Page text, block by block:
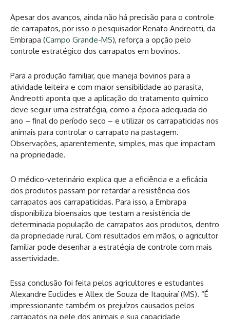
Apesar dos avanços, ainda não há precisão para o controle
de carrapatos, por isso o pesquisador Renato Andreotti, da
Embrapa (Campo Grande-MS), reforça a opção pelo
controle estratégico dos carrapatos em bovinos.
Para a produção familiar, que maneja bovinos para a
atividade leiteira e com maior sensibilidade ao parasita,
Andreotti aponta que a aplicação do tratamento químico
deve seguir uma estratégia, como a época adequada do
ano – final do período seco – e utilizar os carrapaticidas nos
animais para controlar o carrapato na pastagem.
Observações, aparentemente, simples, mas que impactam
na propriedade.
O médico-veterinário explica que a eficiência e a eficácia
dos produtos passam por retardar a resistência dos
carrapatos aos carrapaticidas. Para isso, a Embrapa
disponibiliza bioensaios que testam a resistência de
determinada população de carrapatos aos produtos, dentro
da propriedade rural. Com resultados em mãos, o agricultor
familiar pode desenhar a estratégia de controle com mais
assertividade.
Essa conclusão foi feita pelos agricultores e estudantes
Alexandre Euclides e Allex de Souza de Itaquiraí (MS). “É
impressionante também os prejuízos causados pelos
carrapatos na pele dos animais e sua capacidade